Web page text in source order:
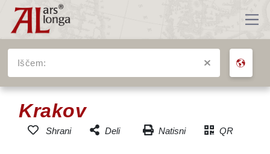
Iščem:
VSA POTOVANJA
Krakov
Shrani
Deli
Natisni QR